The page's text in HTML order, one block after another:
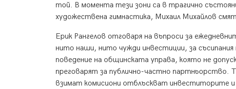
той. В момента тези зони са в трагично
художествена гимнастика, Михаил Михайлов
Ерик Рангелов отговаря на въпроси за
нито наши, нито чужди инвестиции, за
поведение на общинската управа, която не
преговарят за публично-частно партньорство.
взимат комисиони отблъскват инвеститорите